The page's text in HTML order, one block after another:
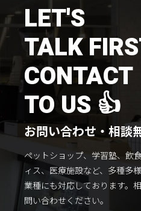
採用情報会社概要
LET'S
TALK
CONTACT
TO US 👍
お問い合わせ・相談
ペットショップ、学習塾、飲
ィス、医療施設など、多種多
業種にも対応しております。
問い合わせください。